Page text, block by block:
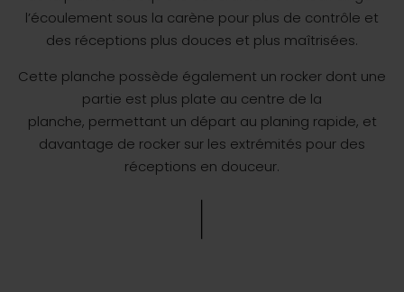
l’écoulement sous la carène pour plus de contrôle et
des réceptions plus douces et plus maîtrisées.
Cette planche possède également un rocker dont une
partie est plus plate au centre de la
planche, permettant un départ au planing rapide, et
davantage de rocker sur les extrémités pour des
réceptions en douceur.